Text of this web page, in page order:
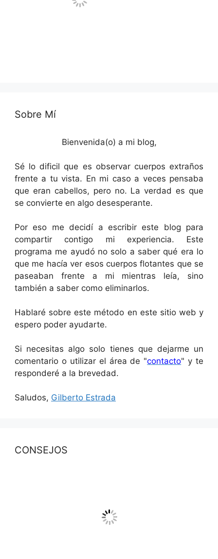
Sobre Mí
Bienvenida(o) a mi blog,
Sé lo dificil que es observar cuerpos extraños
frente a tu vista. En mi caso a veces pensaba
que eran cabellos, pero no. La verdad es que
se convierte en algo desesperante.
Por eso me decidí a escribir este blog para
compartir contigo mi experiencia. Este
programa me ayudó no solo a saber qué era lo
que me hacía ver esos cuerpos flotantes que se
paseaban frente a mi mientras leía, sino
también a saber como eliminarlos.
Hablaré sobre este método en este sitio web y
espero poder ayudarte.
Si necesitas algo solo tienes que dejarme un
comentario o utilizar el área de "contacto" y te
responderé a la brevedad.
Saludos, Gilberto Estrada
CONSEJOS